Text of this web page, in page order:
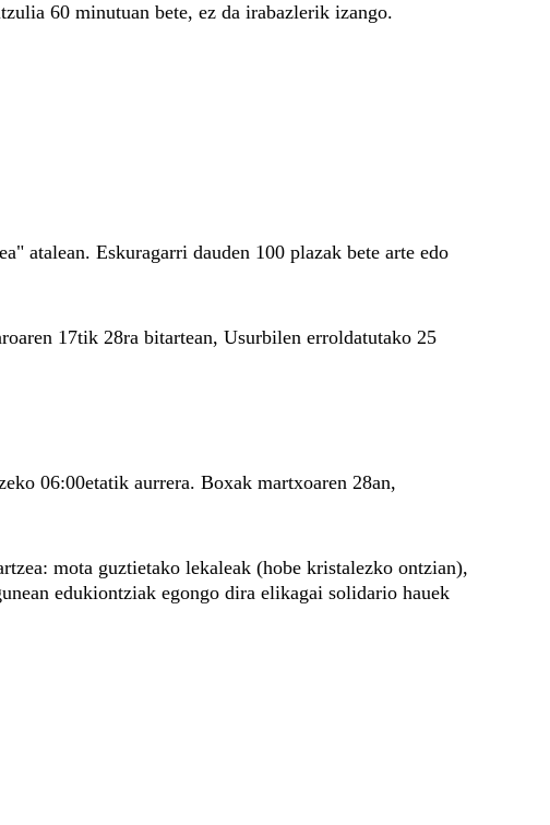
60 minutuan bete, ez da irabazlerik izango.
atalean. Eskuragarri dauden 100 plazak bete arte edo
17tik 28ra bitartean, Usurbilen erroldatutako 25
06:00etatik aurrera. Boxak martxoaren 28an,
mota guztietako lekaleak (hobe kristalezko ontzian),
edukiontziak egongo dira elikagai solidario hauek